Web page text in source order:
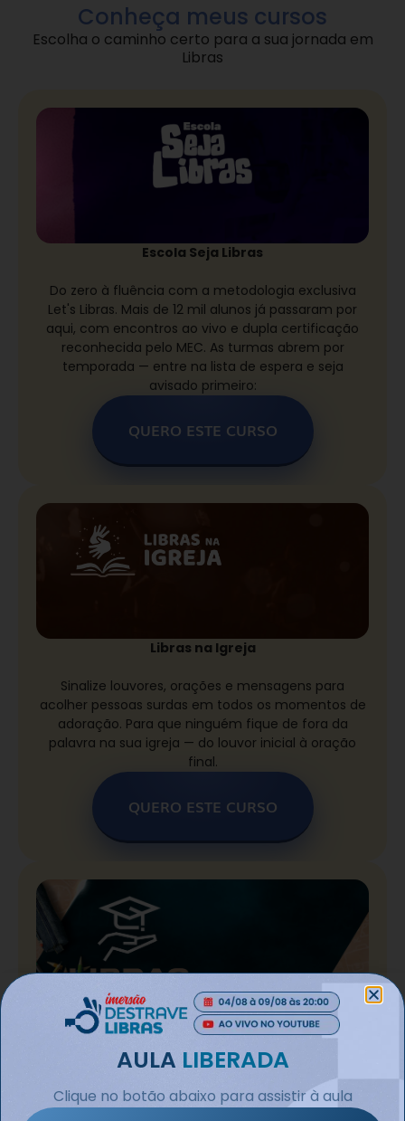
Conheça meus cursos
Escolha o caminho certo para a sua jornada em
Libras
Escola Seja Libras
Do zero à fluência com a metodologia exclusiva
Let's Libras. Mais de 12 mil alunos já passaram por
aqui, com encontros ao vivo e dupla certificação
reconhecida pelo MEC. As turmas abrem por
temporada — entre na lista de espera e seja
avisado primeiro:
QUERO ESTE CURSO
Libras na Igreja
Sinalize louvores, orações e mensagens para
acolher pessoas surdas em todos os momentos de
adoração. Para que ninguém fique de fora da
palavra na sua igreja — do louvor inicial à oração
final.
QUERO ESTE CURSO
Para professores, coordenadores e auxiliares que
querem estar prontos para receber alunos surdos —
AULA LIBERADA
Clique no botão abaixo para assistir à aula